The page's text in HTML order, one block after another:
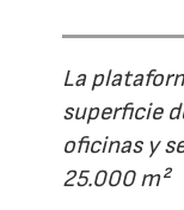
La
superficie
oficinas y
25.000 m²